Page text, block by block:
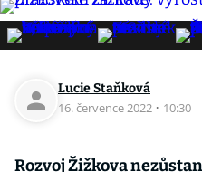
Lucie Staňková
16. července 2022 · 10:30
Rozvoj Žižkova